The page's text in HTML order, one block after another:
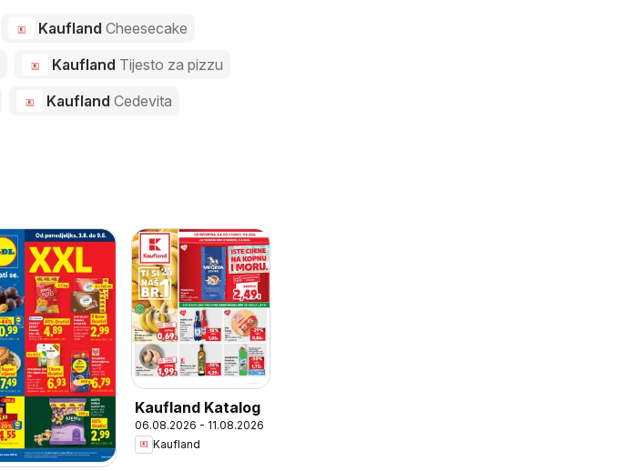
KauflandCheesecake
Kaufland Tijesto za pizzu
KauflandCedevita
Kaufland Katalog
06.08.2026 - 11.08.2026
Kaufland